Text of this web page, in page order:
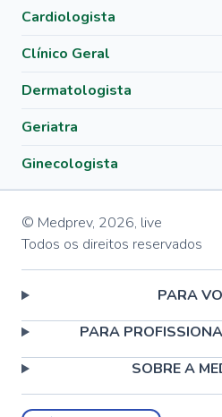
Cardiologista
Clínico Geral
Dermatologista
Geriatra
Ginecologista
© Medprev, 2026, live
Todos os direitos reservados
PARA
PARA
SOBRE A